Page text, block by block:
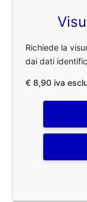
Richiede la
dai dati
€ 8,90 iva